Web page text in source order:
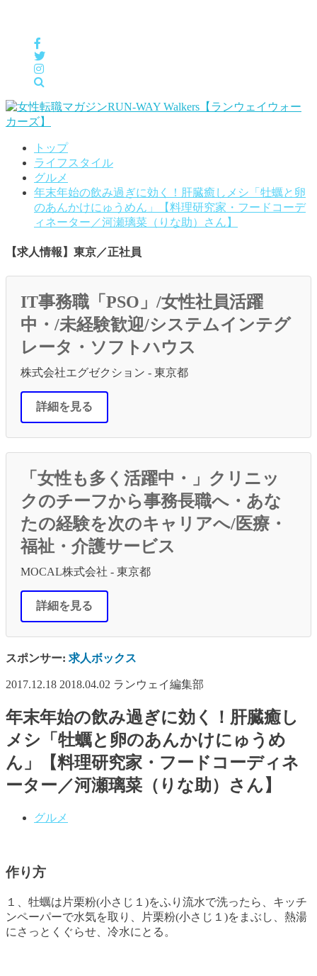
トップ
ライフスタイル
グルメ
年末年始の飲み過ぎに効く！肝臓癒しメシ「牡蠣と卵
のあんかけにゅうめん」【料理研究家・フードコーデ
ィネーター／河瀬璃菜（りな助）さん】
【求人情報】東京／正社員
IT事務職「PSO」/女性社員活躍
中・/未経験歓迎/システムインテグ
レータ・ソフトハウス
株式会社エグゼクション - 東京都
詳細を見る
「女性も多く活躍中・」クリニッ
クのチーフから事務長職へ・あな
たの経験を次のキャリアへ/医療・
福祉・介護サービス
MOCAL株式会社 - 東京都
詳細を見る
スポンサー: 求人ボックス
2017.12.18 2018.04.02 ランウェイ編集部
年末年始の飲み過ぎに効く！肝臓癒し
メシ「牡蠣と卵のあんかけにゅうめ
ん」【料理研究家・フードコーディネ
ーター／河瀬璃菜（りな助）さん】
グルメ
作り方
１、牡蠣は片栗粉(小さじ１)をふり流水で洗ったら、キッチ
ンペーパーで水気を取り、片栗粉(小さじ１)をまぶし、熱湯
にさっとくぐらせ、冷水にとる。